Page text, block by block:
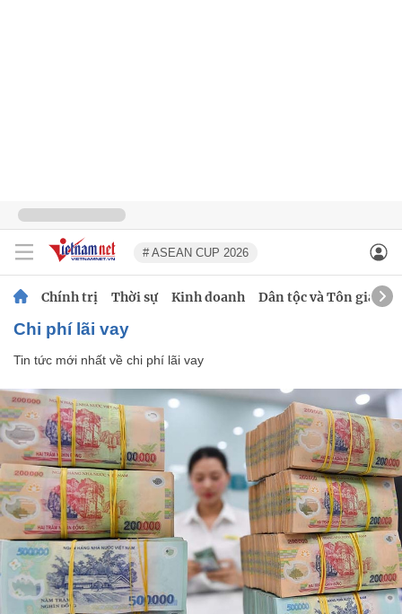
# ASEAN CUP 2026
Chính trị Thời sự Kinh doanh Dân tộc và Tôn giáo
chi phí lãi vay
Tin tức mới nhất về chi phí lãi vay